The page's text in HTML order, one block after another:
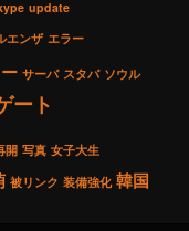
update
エンザ エラー
サーバ スタバ ソウル
ート
開 写真 女子大生
被リンク 装備強化 韓国